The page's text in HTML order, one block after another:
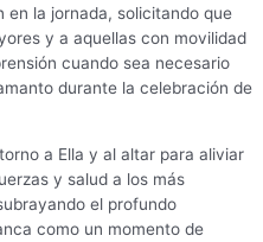
en la jornada, solicitando que
y a aquellas con movilidad
cuando sea necesario
durante la celebración de
a Ella y al altar para aliviar
y salud a los más
el profundo
como un momento de